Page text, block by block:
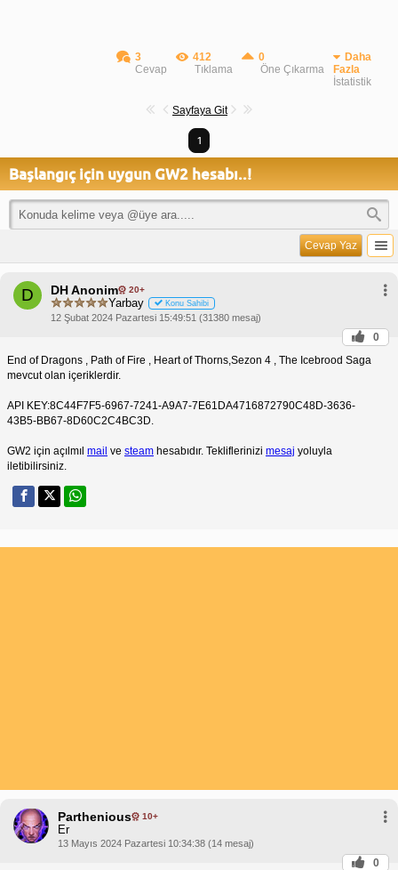
3
Cevap
412
Tıklama
0
Öne Çıkarma
Daha
Fazla
İstatistik
Sayfaya Git
1
Başlangıç için uygun GW2 hesabı..!
Cevap Yaz
D DH Anonim 20+
Yarbay Konu Sahibi
12 Şubat 2024 Pazartesi 15:49:51 (31380 mesaj)
0
End of Dragons , Path of Fire , Heart of Thorns,Sezon 4 , The Icebrood Saga
mevcut olan içeriklerdir.
API KEY:8C44F7F5-6967-7241-A9A7-7E61DA4716872790C48D-3636-
43B5-BB67-8D60C2C4BC3D.
GW2 için açılmıl mail ve steam hesabıdır. Tekliflerinizi mesaj yoluyla
iletibilirsiniz.
Parthenious 10+
Er
13 Mayıs 2024 Pazartesi 10:34:38 (14 mesaj)
0